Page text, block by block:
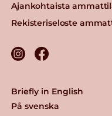
Ajankohtaista
Rekisteriseloste
Briefly in English
På svenska